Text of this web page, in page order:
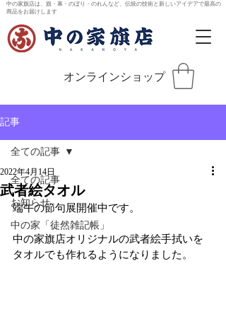
中の家旗店は、旗・幕・のぼり・のれんなど、伝統の技術と新しいアイデアで最高の
商品をお届けします
オンラインショップ
記事
全ての記事
お知らせ
中の家「徒然雑記帳」
全ての記事
武者絵タオル
2022年4月14日
端午の節句展開催中です。
中の家旗店オリジナルの武者絵手拭いを
タオルでも作れるようになりました。